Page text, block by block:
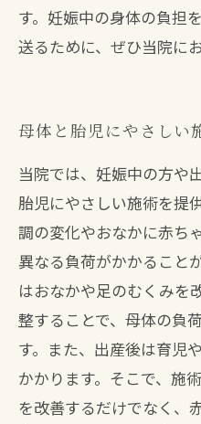
す。妊娠中の身体の負担
送るために、ぜひ当院に
母体と胎児にやさしい
当院では、妊娠中の方や
胎児にやさしい施術を提
調の変化やおなかに赤ち
異なる負荷がかかること
はおなかや足のむくみを
整することで、母体の負
す。また、出産後は育児
かかります。そこで、施
を改善するだけでなく、